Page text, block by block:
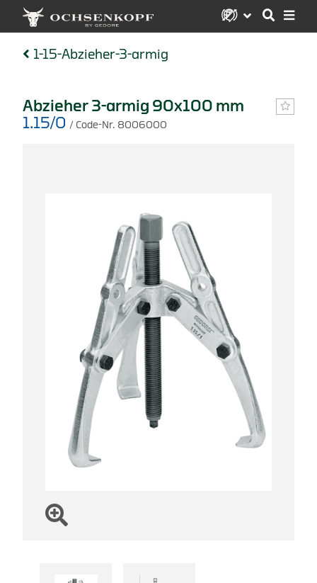
1-15-Abzieher-3-armig
Abzieher 3-armig 90x100 mm
1.15/0 / Code-Nr. 8006000